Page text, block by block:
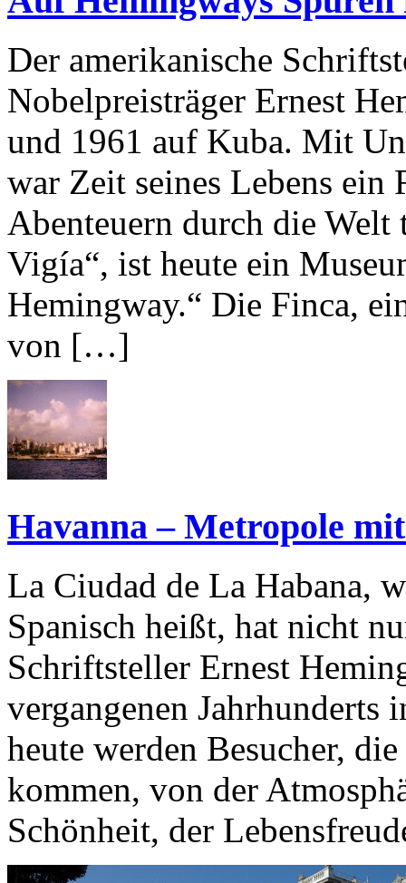
Der amerikanische
Nobelpreisträger Ernest
und 1961 auf Kuba. Mit
war Zeit seines Lebens ein
Abenteuern durch die
Vigía“, ist heute ein
Hemingway.“ Die Finca,
von […]
Havanna – Metropole
La Ciudad de La Habana,
Spanisch heißt, hat nicht
Schriftsteller Ernest
vergangenen Jahrhunderts
heute werden Besucher,
kommen, von der
Schönheit, der